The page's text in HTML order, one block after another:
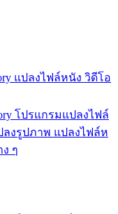
แปลงไฟล์หนัง วิดีโอ
โปรแกรมแปลงไฟล์
ลงรูปภาพ แปลงไฟล์ห
ๆ